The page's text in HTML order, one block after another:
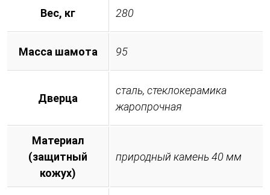
Вес, кг 280
Масса шамота 95
Дверца
сталь, стеклокерамика
жаропрочная
Материал
(защитный
кожух)
природный камень 40 мм